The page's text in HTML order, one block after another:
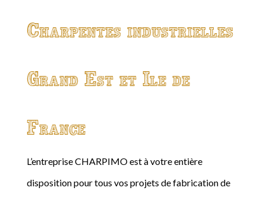
Charpentes industrielles
Grand Est et Ile de
France
L’entreprise CHARPIMO est à votre entière
disposition pour tous vos projets de fabrication de